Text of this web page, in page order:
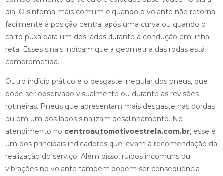
dia. O sintoma mais comum é quando o volante não retorna
facilmente à posição central após uma curva ou quando o
carro puxa para um dos lados durante a condução em linha
reta. Esses sinais indicam que a geometria das rodas está
comprometida.
Outro indício prático é o desgaste irregular dos pneus, que
pode ser observado visualmente ou durante as revisões
rotineiras. Pneus que apresentam mais desgaste nas bordas
ou em um dos lados sinalizam desalinhamento. No
atendimento no centroautomotivoestrela.com.br, esse é
um dos principais indicadores que levam à recomendação da
realização do serviço. Além disso, ruídos incomuns ou
vibrações no volante também podem ser consequência